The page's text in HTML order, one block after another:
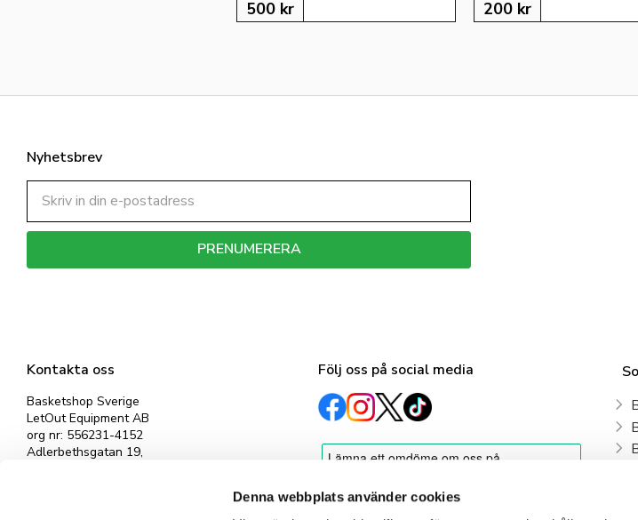
Denna webbplats använder cookies
500 kr
med SWEDEN E-
tryckt på
200 kr
Kontakta oss
Basketshop Sverige
LetOut Equipment AB
org nr: 556231-4152
Adlerbethsgatan 19,
Följ oss på social media
Nyhetsbrev
PRENUMERERA